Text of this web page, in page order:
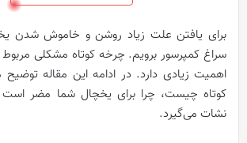
برای یافتن علت زیاد روشن و خاموش شدن
سراغ کمپرسور برویم. چرخه کوتاه مشکلی
اهمیت زیادی دارد. در ادامه این مقاله
کوتاه چیست، چرا برای یخچال شما مضر
نشات می‌گیرد.